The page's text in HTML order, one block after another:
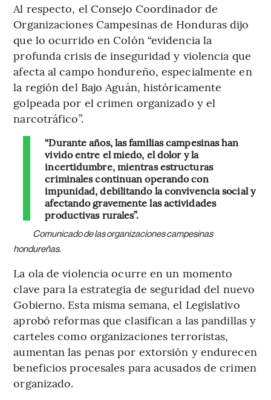
Al respecto, el Consejo Coordinador de
Organizaciones Campesinas de Honduras dijo
que lo ocurrido en Colón “evidencia la
profunda crisis de inseguridad y violencia que
afecta al campo hondureño, especialmente en
la región del Bajo Aguán, históricamente
golpeada por el crimen organizado y el
narcotráfico”.
“Durante años, las familias campesinas han
vivido entre el miedo, el dolor y la
incertidumbre, mientras estructuras
criminales continúan operando con
impunidad, debilitando la convivencia social y
afectando gravemente las actividades
productivas rurales”.
Comunicado de las organizaciones campesinas
hondureñas.
La ola de violencia ocurre en un momento
clave para la estrategia de seguridad del nuevo
Gobierno. Esta misma semana, el Legislativo
aprobó reformas que clasifican a las pandillas y
carteles como organizaciones terroristas,
aumentan las penas por extorsión y endurecen
beneficios procesales para acusados de crimen
organizado.